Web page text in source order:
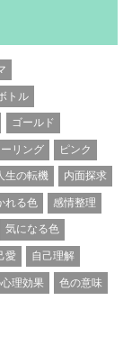
トル
ゴールド
ーリング ピンク
生の転機 内面探求
れる色 感情整理
気になる色
愛 自己理解
理効果 色の意味